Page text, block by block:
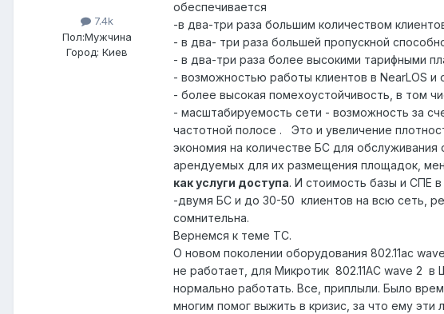
7.4k
Пол:Мужчина
Город: Киев
обеспечивается
-в два-три раза большим количеством
- в два- три раза большей пропускной
- в два-три раза более высокими тарифными
- возможностью работы клиентов в NearLOS и
- более высокая помехоустойчивость, в том
- масштабируемость сети - возможность за
частотной полосе . Это и увеличение
экономия на количестве БС для обслуживания
арендуемых для их размещения площадок,
как услуги доступа. И стоимость базы и СПЕ
-двумя БС и до 30-50 клиентов на всю сеть,
сомнительна.
Вернемся к теме ТС.
О новом поколении оборудования 802.11ас
не работает, для Микротик 802.11АС wave 2
нормально работать. Все, приплыли. Было
многим помог выжить в кризис, за что ему